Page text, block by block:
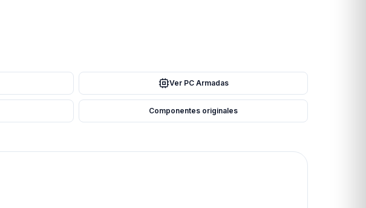
Ver PC Armadas
Componentes originales